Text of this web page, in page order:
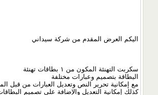
اليكم العرض المقدم من شركة سيداني
سكربت التهنئة المكون من ١ بطاقات تهنئة
البطاقة بتصميم وعبارات مختلفة
مع إمكانية تحرير النص وتعديل العبارات من قبل
كذلك إمكانية التعديل والإضافة على تصميم